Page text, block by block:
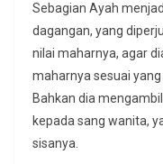
Sebagian Ayah
dagangan, yang
nilai maharnya, agar
maharnya sesuai yang
Bahkan dia
kepada sang wanita,
sisanya.